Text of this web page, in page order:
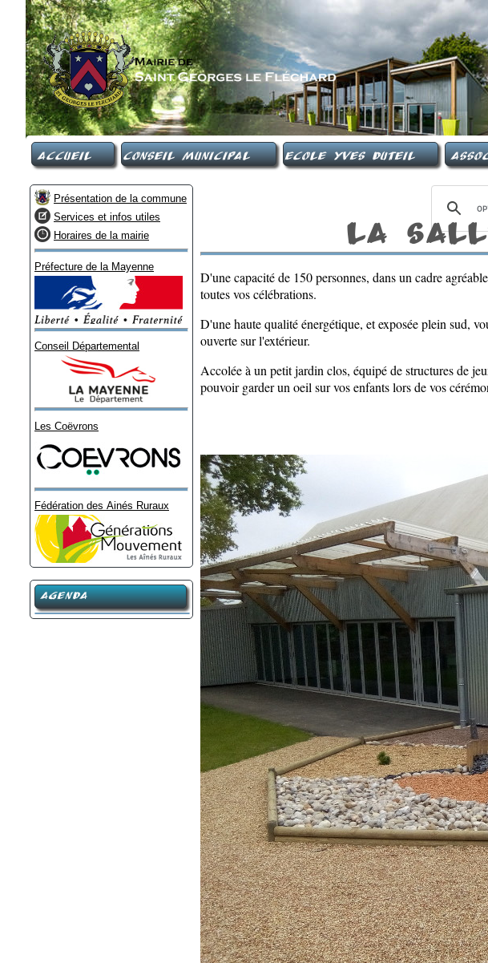
Accueil Conseil Municipal Ecole Yves Duteil
Présentation de la commune
Services et infos utiles
Horaires de la mairie
Préfecture de la Mayenne
Conseil Départemental
Les Coëvrons
Fédération des Ainés Ruraux
AGENDA
La
D'une capacité de 150 personnes, dans un cadre
toutes vos célébrations.
D'une haute qualité énergétique, et exposée plein sud,
ouverte sur l'extérieur.
Accolée à un petit jardin clos, équipé de structures de
pouvoir garder un oeil sur vos enfants lors de vos